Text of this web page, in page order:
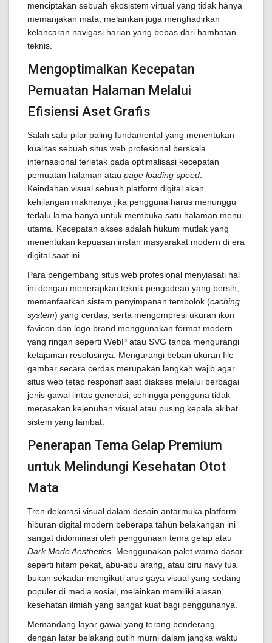
menciptakan sebuah ekosistem virtual yang tidak hanya
memanjakan mata, melainkan juga menghadirkan
kelancaran navigasi harian yang bebas dari hambatan
teknis.
Mengoptimalkan Kecepatan
Pemuatan Halaman Melalui
Efisiensi Aset Grafis
Salah satu pilar paling fundamental yang menentukan
kualitas sebuah situs web profesional berskala
internasional terletak pada optimalisasi kecepatan
pemuatan halaman atau page loading speed
Keindahan visual sebuah platform digital akan
kehilangan maknanya jika pengguna harus menunggu
terlalu lama hanya untuk membuka satu halaman menu
utama. Kecepatan akses adalah hukum mutlak yang
menentukan kepuasan instan masyarakat modern di era
digital saat ini.
Para pengembang situs web profesional menyiasati hal
ini dengan menerapkan teknik pengodean yang bersih,
memanfaatkan sistem penyimpanan tembolok (caching
system) yang cerdas, serta mengompresi ukuran ikon
favicon dan logo brand menggunakan format modern
yang ringan seperti WebP atau SVG tanpa mengurangi
ketajaman resolusinya. Mengurangi beban ukuran file
gambar secara cerdas merupakan langkah wajib agar
situs web tetap responsif saat diakses melalui berbagai
jenis gawai lintas generasi, sehingga pengguna tidak
merasakan kejenuhan visual atau pusing kepala akibat
sistem yang lambat.
Penerapan Tema Gelap Premium
untuk Melindungi Kesehatan Otot
Mata
Tren dekorasi visual dalam desain antarmuka platform
hiburan digital modern beberapa tahun belakangan ini
sangat didominasi oleh penggunaan tema gelap atau
Dark Mode Aesthetics . Menggunakan palet warna dasar
seperti hitam pekat, abu-abu arang, atau biru navy tua
bukan sekadar mengikuti arus gaya visual yang sedang
populer di media sosial, melainkan memiliki alasan
kesehatan ilmiah yang sangat kuat bagi penggunanya.
Memandang layar gawai yang terang benderang
dengan latar belakang putih murni dalam jangka waktu